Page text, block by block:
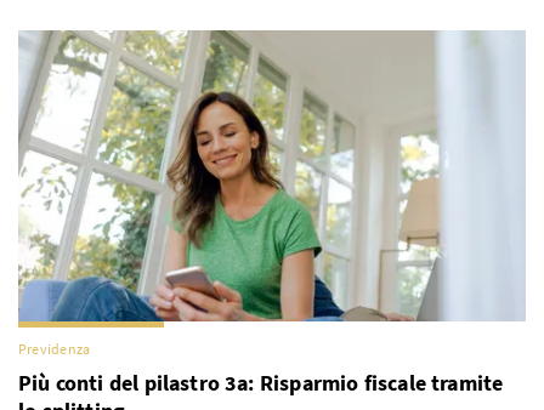
Previdenza
Più conti del pilastro 3a: Risparmio fiscale tramite